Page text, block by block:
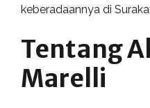
keberadaannya di
Tentang
Marelli